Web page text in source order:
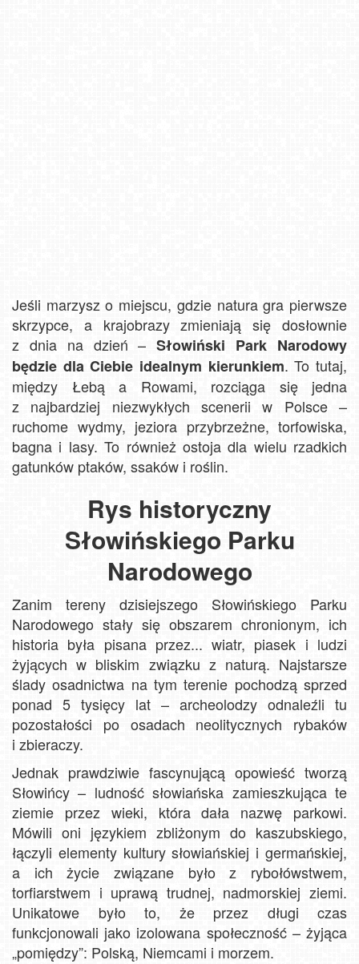
Jeśli marzysz o miejscu, gdzie natura gra pierwsze
skrzypce, a krajobrazy zmieniają się dosłownie
z dnia na dzień –Słowiński Park Narodowy
będzie dla Ciebie idealnym kierunkiem. To tutaj,
między Łebą a Rowami, rozciąga się jedna
z najbardziej niezwykłych scenerii w Polsce –
ruchome wydmy, jeziora przybrzeżne, torfowiska,
bagna i lasy. To również ostoja dla wielu rzadkich
gatunków ptaków, ssaków i roślin.
Rys historyczny
Słowińskiego Parku
Narodowego
Zanim tereny dzisiejszego Słowińskiego Parku
Narodowego stały się obszarem chronionym, ich
historia była pisana przez... wiatr, piasek i ludzi
żyjących w bliskim związku z naturą. Najstarsze
ślady osadnictwa na tym terenie pochodzą sprzed
ponad 5 tysięcy lat – archeolodzy odnaleźli tu
pozostałości po osadach neolitycznych rybaków
i zbieraczy.
Jednak prawdziwie fascynującą opowieść tworzą
Słowińcy – ludność słowiańska zamieszkująca te
ziemie przez wieki, która dała nazwę parkowi.
Mówili oni językiem zbliżonym do kaszubskiego,
łączyli elementy kultury słowiańskiej i germańskiej,
a ich życie związane było z rybołówstwem,
torfiarstwem i uprawą trudnej, nadmorskiej ziemi.
Unikatowe było to, że przez długi czas
funkcjonowali jako izolowana społeczność – żyjąca
„pomiędzy”: Polską, Niemcami i morzem.